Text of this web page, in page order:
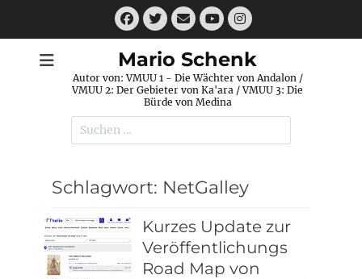
Facebook
Twitter
E-
MailYouTube
Instagram
Mario Schenk
Autor von: VMUU 1 - Die Wächter von Andalon /
VMUU 2: Der Gebieter von Ka'ara / VMUU 3: Die
Bürde von Medina
Suchen
nach:
Schlagwort: NetGalley
Kurzes Update zur
Veröffentlichungs
Road Map von